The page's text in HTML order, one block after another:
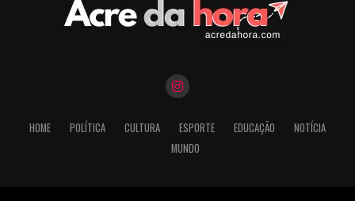
HOME POLÍTICA CULTURA ESPORTE EDUCAÇÃO
NOTÍCIA
MUNDO